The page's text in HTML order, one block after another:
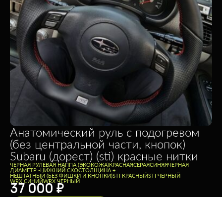
Анатомический руль с подогревом
(без центральной части, кнопок)
Subaru (дорест) (sti) красные нитки
ЧЕРНАЯ РУЛЕВАЯ НАППА (ЭКОКОЖА)КРАСНАЯСЕРАЯСИНЯЯЧЕРНАЯ
ДИАМЕТР -НИЖНИЙ СКОСТОЛЩИНА +
НЕШТАТНЫЙ (БЕЗ ФИШКИ И КНОПКИ)STI КРАСНЫЙSTI ЧЕРНЫЙ
WRX СИНИЙWRX ЧЕРНЫЙ
37 000 ₽